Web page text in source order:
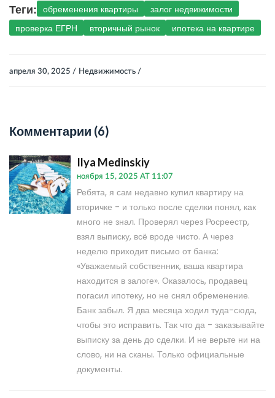
Теги: обременения квартиры
залог недвижимости
проверка ЕГРН
вторичный рынок ипотека на квартире
апреля 30, 2025 / Недвижимость /
Комментарии (6)
Ilya Medinskiy
ноября 15, 2025 AT 11:07
Ребята, я сам недавно купил квартиру на
вторичке - и только после сделки понял, как
много не знал. Проверял через Росреестр,
взял выписку, всё вроде чисто. А через
неделю приходит письмо от банка:
«Уважаемый собственник, ваша квартира
находится в залоге». Оказалось, продавец
погасил ипотеку, но не снял обременение.
Банк забыл. Я два месяца ходил туда-сюда,
чтобы это исправить. Так что да - заказывайте
выписку за день до сделки. И не верьте ни на
слово, ни на сканы. Только официальные
документы.